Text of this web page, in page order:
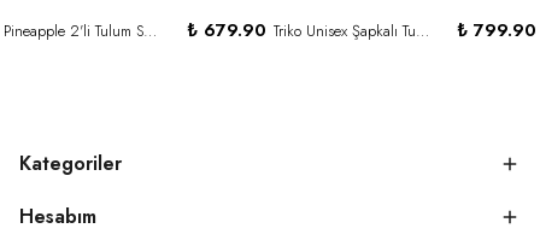
Pineapple 2'li Tulum Set-SARI ₺ 679.90 Triko Unisex Şapkalı Tulum Set-KREM ₺ 799.90
Kategoriler
Hesabım